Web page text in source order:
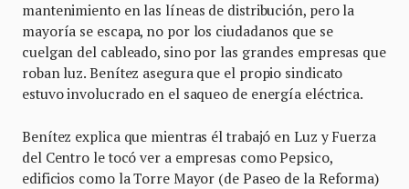
mantenimiento en las líneas de distribución, pero la
mayoría se escapa, no por los ciudadanos que se
cuelgan del cableado, sino por las grandes empresas que
roban luz. Benítez asegura que el propio sindicato
estuvo involucrado en el saqueo de energía eléctrica.
Benítez explica que mientras él trabajó en Luz y Fuerza
del Centro le tocó ver a empresas como Pepsico,
edificios como la Torre Mayor (de Paseo de la Reforma)